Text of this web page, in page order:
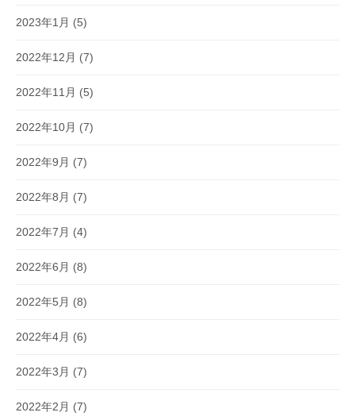
2023年1月 (5)
2022年12月 (7)
2022年11月 (5)
2022年10月 (7)
2022年9月 (7)
2022年8月 (7)
2022年7月 (4)
2022年6月 (8)
2022年5月 (8)
2022年4月 (6)
2022年3月 (7)
2022年2月 (7)